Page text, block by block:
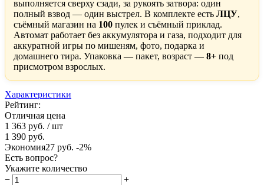
выполняется сверху сзади, за рукоять затвора: один
полный взвод — один выстрел. В комплекте есть ЛЦУ,
съёмный магазин на 100 пулек и съёмный приклад.
Автомат работает без аккумулятора и газа, подходит для
аккуратной игры по мишеням, фото, подарка и
домашнего тира. Упаковка — пакет, возраст — 8+ под
присмотром взрослых.
Характеристики
Рейтинг:
Отличная цена
1 363 руб. / шт
1 390 руб.
Экономия27 руб. -2%
Есть вопрос?
Укажите количество
−
+